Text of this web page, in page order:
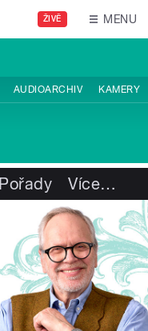
ŽIVĚ MENU
AUDIOARCHIV KAMERY
Pořady Více…